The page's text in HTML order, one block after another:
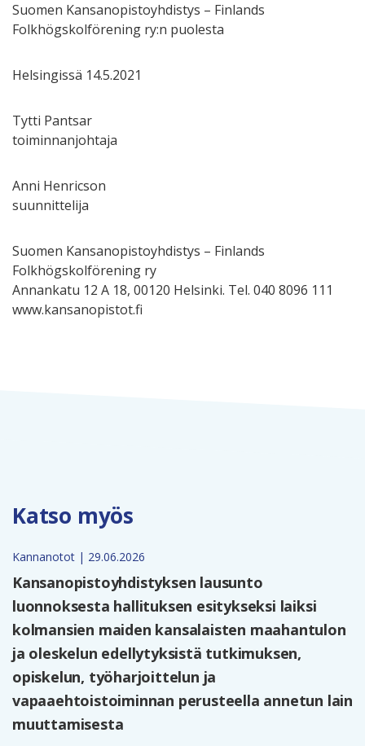
Suomen Kansanopistoyhdistys – Finlands
Folkhögskolförening ry:n puolesta
Helsingissä 14.5.2021
Tytti Pantsar
toiminnanjohtaja
Anni Henricson
suunnittelija
Suomen Kansanopistoyhdistys – Finlands
Folkhögskolförening ry
Annankatu 12 A 18, 00120 Helsinki. Tel. 040 8096 111
www.kansanopistot.fi
Katso myös
Kannanotot | 29.06.2026
Kansanopistoyhdistyksen lausunto
luonnoksesta hallituksen esitykseksi laiksi
kolmansien maiden kansalaisten maahantulon
ja oleskelun edellytyksistä tutkimuksen,
opiskelun, työharjoittelun ja
vapaaehtoistoiminnan perusteella annetun lain
muuttamisesta